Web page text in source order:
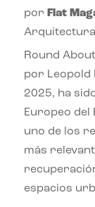
por Flat
Arquitectura
Round
por Leopold
2025, ha
Europeo del
uno de los
más
espacios